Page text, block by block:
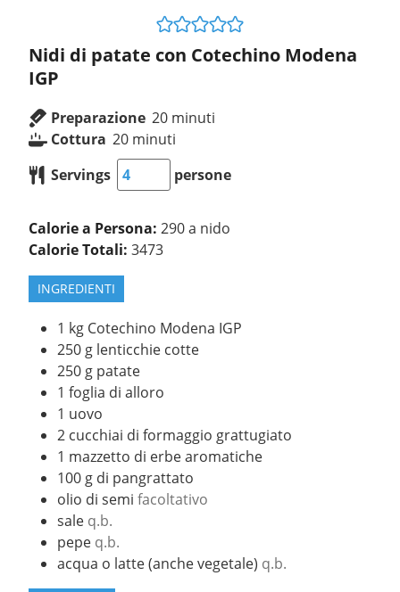
Nidi di patate con Cotechino Modena
IGP
Preparazione 20 minuti
Cottura 20 minuti
Servings
persone
Calorie a Persona:290 a nido
Calorie Totali:3473
INGREDIENTI
1 kg Cotechino Modena IGP
250 g lenticchie cotte
250 g patate
1 foglia di alloro
1 uovo
2 cucchiai di formaggio grattugiato
1 mazzetto di erbe aromatiche
100 g di pangrattato
olio di semi facoltativo
sale q.b.
pepe q.b.
acqua o latte (anche vegetale) q.b.